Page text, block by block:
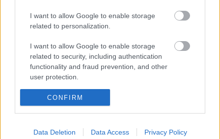
I want to allow Google to enable storage
related to personalization.
I want to allow Google to enable storage
related to security, including authentication
functionality and fraud prevention, and other
user protection.
CONFIRM
Data Deletion Data Access Privacy Policy
erősítő Pénz7 programsorozat
másodfokúra csökken a riasztás